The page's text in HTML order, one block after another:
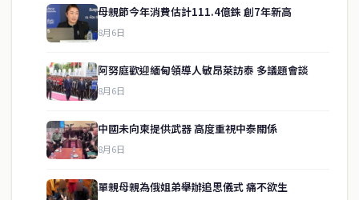
母親節今年消費估計111.4億銖 創7年新高
8月6日
阿努庭歡迎緬甸領導人敏昂萊訪泰 多議題會談
8月6日
中國未向柬提供武器 高度重視中泰關係
8月6日
單親母親為俄姐弟舉辦追思儀式 痛不欲生
service@thaichinesenews.com